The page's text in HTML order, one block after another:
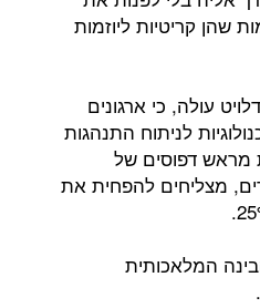
שהן קריטיות ליוזמות
עולה, כי ארגונים
לניתוח התנהגות
מראש דפוסים של
מצליחים להפחית את
המלאכותית